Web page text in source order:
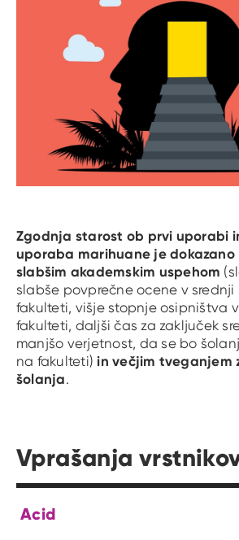
Zgodnja starost ob prvi uporabi
uporaba marihuane je dokazano
slabšim akademskim uspehom
slabše povprečne ocene v srednji
fakulteti, višje stopnje osipništva
fakulteti, daljši čas za zaključek
manjšo verjetnost, da se bo
na fakulteti)in večjim tveganjem
šolanja.
Vprašanja
Acid